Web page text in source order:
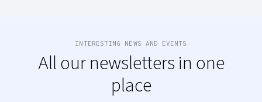
INTERESTING NEWS AND EVENTS
All our newsletters in one
place